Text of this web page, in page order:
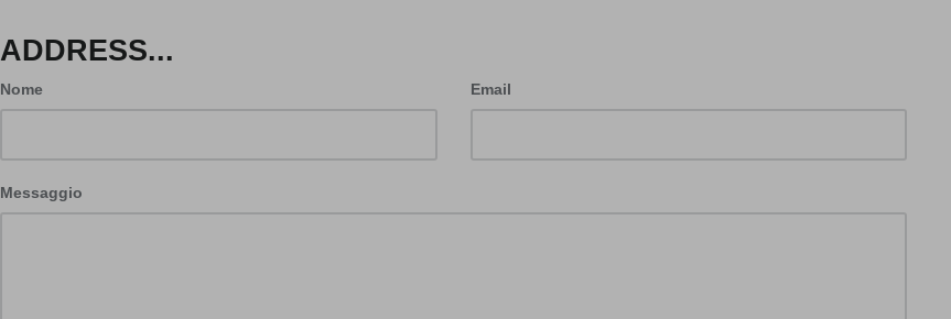
ADDRESS...
Nome Email
Messaggio